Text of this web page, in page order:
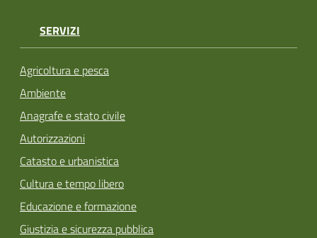
SERVIZI
Agricoltura e pesca
Ambiente
Anagrafe e stato civile
Autorizzazioni
Catasto e urbanistica
Cultura e tempo libero
Educazione e formazione
Giustizia e sicurezza pubblica